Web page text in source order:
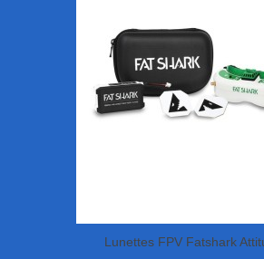
Lunettes FPV Fatshark